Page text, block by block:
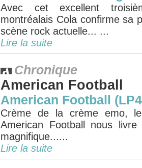
Avec cet excellent
montréalais Cola confirme sa
scène rock actuelle... ...
Lire la suite
Chronique
American Football
American Football
Crème de la crème emo,
American Football nous
magnifique......
Lire la suite